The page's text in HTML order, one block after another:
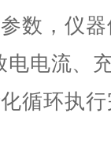
数，仪
电电流、
循环执